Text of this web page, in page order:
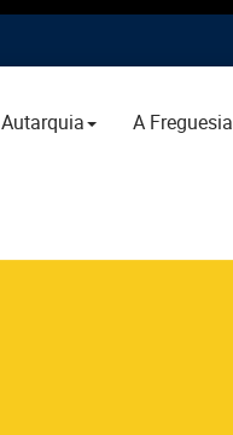
Autarquia A Freguesia